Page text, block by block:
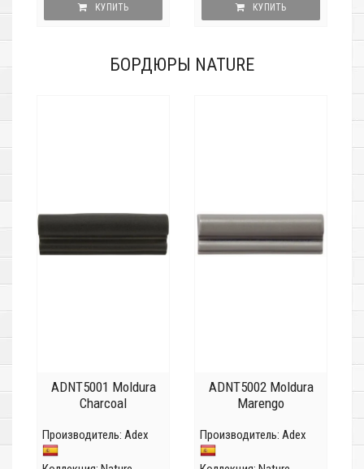
КУПИТЬ КУПИТЬ
БОРДЮРЫ NATURE
ADNT5001 Moldura
Charcoal
Производитель: Adex
ADNT5002 Moldura
Marengo
Производитель: Adex